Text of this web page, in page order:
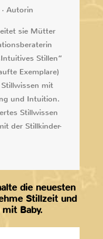
Autorin
sie Mütter
Stillen“
Exemplare)
mit
und Intuition.
Stillwissen
der Stillkinder-
die neuesten
Stillzeit und
Baby.